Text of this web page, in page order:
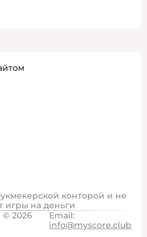
конторой и не
игры на деньги
© 2026
Email:
info@myscore.club